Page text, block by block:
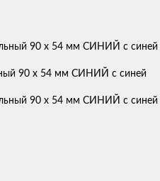
90 х 54 мм СИНИЙ с синей